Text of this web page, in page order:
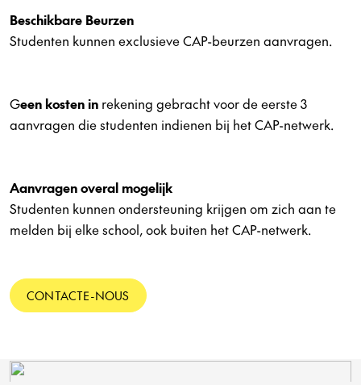
Beschikbare Beurzen
Studenten kunnen exclusieve CAP-beurzen aanvragen.
Geen kosten in rekening gebracht voor de eerste 3
aanvragen die studenten indienen bij het CAP-netwerk.
Aanvragen overal mogelijk
Studenten kunnen ondersteuning krijgen om zich aan te
melden bij elke school, ook buiten het CAP-netwerk.
CONTACTE-NOUS